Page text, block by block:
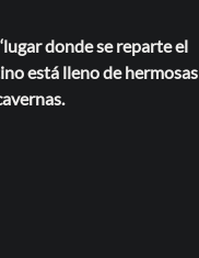
donde se reparte el
está lleno de hermosas